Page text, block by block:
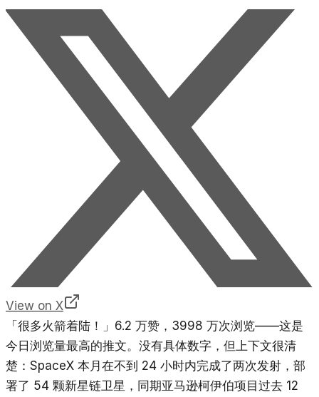
View on X
「很多火箭着陆！」6.2 万赞，3998 万次浏览——这是
今日浏览量最高的推文。没有具体数字，但上下文很清
楚：SpaceX 本月在不到 24 小时内完成了两次发射，部
署了 54 颗新星链卫星，同期亚马逊柯伊伯项目过去 12